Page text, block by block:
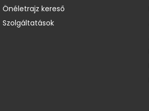
Önéletrajz kereső
Szolgáltatások